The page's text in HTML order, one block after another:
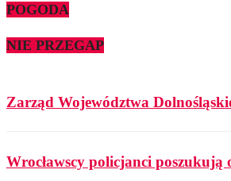
POGODA
NIE PRZEGAP
Zarząd Województwa
Wrocławscy policjanci